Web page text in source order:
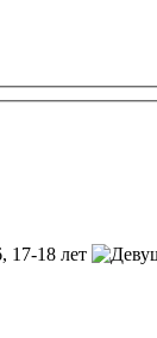
17-18 лет